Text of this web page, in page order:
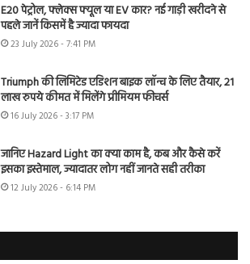
E20 पेट्रोल, फ्लेक्स फ्यूल या EV कार? नई गाड़ी खरीदने से
पहले जानें किसमें है ज्यादा फायदा
23 July 2026 - 7:41 PM
Triumph की लिमिटेड एडिशन बाइक लॉन्च के लिए तैयार, 21
लाख रुपये कीमत में मिलेंगे प्रीमियम फीचर्स
16 July 2026 - 3:17 PM
जानिए Hazard Light का क्या काम है, कब और कैसे करें
इसका इस्तेमाल, ज्यादातर लोग नहीं जानते सही तरीका
12 July 2026 - 6:14 PM